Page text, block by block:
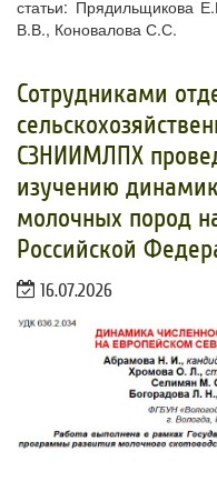
статьи: Прядильщикова
В.В., Коновалова С.С.
Сотрудниками
СЗНИИМЛПХ
изучению
молочных пород
Российской
16.07.2026